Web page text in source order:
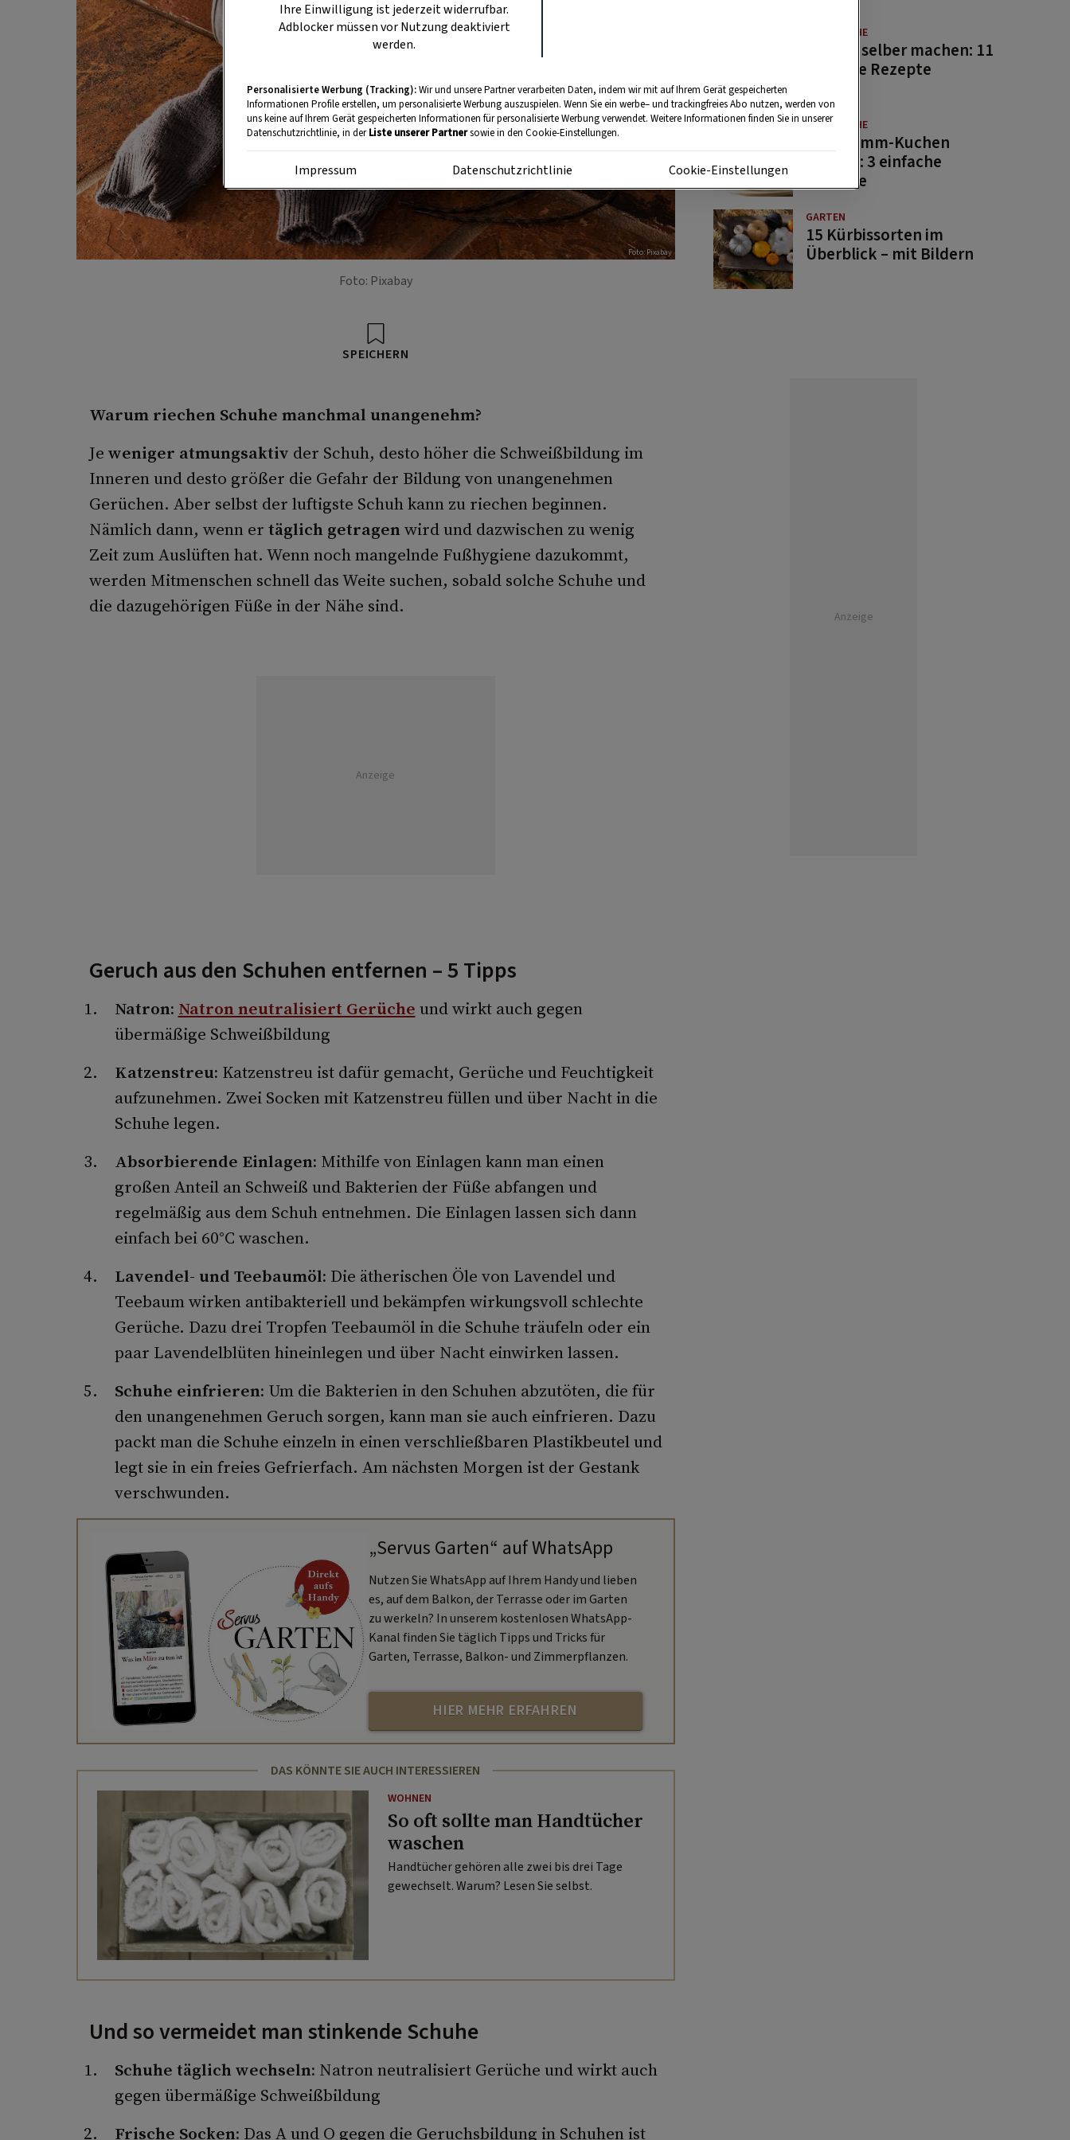
Foto: Pixabay
Foto: Pixabay
SPEICHERN
Warum riechen Schuhe manchmal unangenehm?
Je weniger atmungsaktiv der Schuh, desto höher die Schweißbildung im
Inneren und desto größer die Gefahr der Bildung von unangenehmen
Gerüchen. Aber selbst der luftigste Schuh kann zu riechen beginnen.
Nämlich dann, wenn er täglich getragenwird und dazwischen zu wenig
Zeit zum Auslüften hat. Wenn noch mangelnde Fußhygiene dazukommt,
werden Mitmenschen schnell das Weite suchen, sobald solche Schuhe und
die dazugehörigen Füße in der Nähe sind.
Anzeige
Geruch aus den Schuhen entfernen – 5 Tipps
Natron: Natron neutralisiert Gerüche und wirkt auch gegen
übermäßige Schweißbildung
Katzenstreu: Katzenstreu ist dafür gemacht, Gerüche und Feuchtigkeit
aufzunehmen. Zwei Socken mit Katzenstreu füllen und über Nacht in die
Schuhe legen.
Absorbierende Einlagen: Mithilfe von Einlagen kann man einen
großen Anteil an Schweiß und Bakterien der Füße abfangen und
regelmäßig aus dem Schuh entnehmen. Die Einlagen lassen sich dann
einfach bei 60°C waschen.
Lavendel- und Teebaumöl: Die ätherischen Öle von Lavendel und
Teebaum wirken antibakteriell und bekämpfen wirkungsvoll schlechte
Gerüche. Dazu drei Tropfen Teebaumöl in die Schuhe träufeln oder ein
paar Lavendelblüten hineinlegen und über Nacht einwirken lassen.
Schuhe einfrieren: Um die Bakterien in den Schuhen abzutöten, die für
den unangenehmen Geruch sorgen, kann man sie auch einfrieren. Dazu
packt man die Schuhe einzeln in einen verschließbaren Plastikbeutel und
legt sie in ein freies Gefrierfach. Am nächsten Morgen ist der Gestank
verschwunden.
„Servus Garten“ auf WhatsApp
Nutzen Sie WhatsApp auf Ihrem Handy und lieben
es, auf dem Balkon, der Terrasse oder im Garten
zu werkeln? In unserem kostenlosen WhatsApp-
Kanal finden Sie täglich Tipps und Tricks für
Garten, Terrasse, Balkon- und Zimmerpflanzen.
HIER MEHR ERFAHREN
DAS KÖNNTE SIE AUCH INTERESSIEREN
WOHNEN
So oft sollte man Handtücher
waschen
Handtücher gehören alle zwei bis drei Tage
gewechselt. Warum? Lesen Sie selbst.
Und so vermeidet man stinkende Schuhe
Schuhe täglich wechseln: Natron neutralisiert Gerüche und wirkt auch
gegen übermäßige Schweißbildung
Frische Socken: Das A und O gegen die Geruchsbildung in Schuhen ist
GUTE KÜCHE
Saucen selber machen: 11
beliebte Rezepte
GUTE KÜCHE
Osterlamm-Kuchen
backen: 3 einfache
Rezepte
GARTEN
15 Kürbissorten im
Überblick – mit Bildern
Anzeige
Ihre Einwilligung ist jederzeit widerrufbar.
Adblocker müssen vor Nutzung deaktiviert
werden.
Personalisierte Werbung (Tracking):Wir und unsere Partner verarbeiten Daten, indem wir mit auf Ihrem Gerät gespeicherten
Informationen Profile erstellen, um personalisierte Werbung auszuspielen. Wenn Sie ein werbe– und trackingfreies Abo nutzen, werden von
uns keine auf Ihrem Gerät gespeicherten Informationen für personalisierte Werbung verwendet. Weitere Informationen finden Sie in unserer
Datenschutzrichtlinie, in derListe unserer Partnersowie in den Cookie-Einstellungen.
Impressum Datenschutzrichtlinie Cookie-Einstellungen